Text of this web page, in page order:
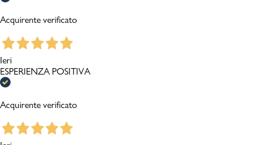
Acquirente verificato
Ieri
ESPERIENZA POSITIVA
Acquirente verificato